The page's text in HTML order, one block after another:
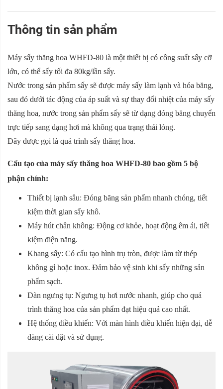
Thông tin sản phẩm
Máy sấy thăng hoa WHFD-80 là một thiết bị có công suất sấy cỡ
lớn, có thể sấy tối đa 80kg/lần sấy.
Nước trong sản phẩm sấy sẽ được máy sấy làm lạnh và hóa băng,
sau đó dưới tác động của áp suất và sự thay đổi nhiệt của máy sấy
thăng hoa, nước trong sản phẩm sấy sẽ từ dạng đóng băng chuyển
trực tiếp sang dạng hơi mà không qua trạng thái lỏng.
Đây được gọi là quá trình sấy thăng hoa.
Cấu tạo của máy sấy thăng hoa WHFD-80 bao gồm 5 bộ
phận chính:
Thiết bị lạnh sâu: Đóng băng sản phẩm nhanh chóng, tiết
kiệm thời gian sấy khô.
Máy hút chân không: Động cơ khỏe, hoạt động êm ái, tiết
kiệm điện năng.
Khang sấy: Có cấu tạo hình trụ tròn, được làm từ thép
không gỉ hoặc inox. Đảm bảo vệ sinh khi sấy những sản
phẩm sạch.
Dàn ngưng tụ: Ngưng tụ hơi nước nhanh, giúp cho quá
trình thăng hoa của sản phẩm đạt hiệu quả cao nhất.
Hệ thống điều khiển: Với màn hình điều khiển hiện đại, dễ
dàng cài đặt và sử dụng.